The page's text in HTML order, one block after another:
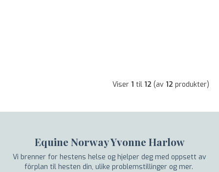
Viser 1 til 12 (av 12 produkter)
Equine Norway Yvonne Harlow
Vi brenner for hestens helse og hjelper deg med oppsett av
fôrplan til hesten din, ulike problemstillinger og mer.